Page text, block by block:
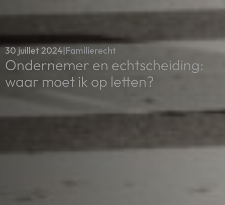
30 juillet 2024|Familierecht
Ondernemer en echtscheiding:
waar moet ik op letten?